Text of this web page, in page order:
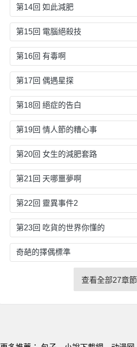
第14回 如此減肥
第15回 電腦絕殺技
第16回 有毒啊
第17回 偶遇星探
第18回 絕症的告白
第19回 情人節的糟心事
第20回 女生的減肥套路
第21回 天哪噩夢啊
第22回 靈異事件2
第23回 吃貨的世界你懂的
奇葩的擇偶標準
查看全部27章節